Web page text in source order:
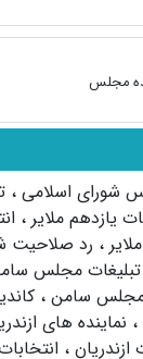
مجلس
شورای اسلامی ،
یازدهم ملایر ،
، رد صلاحیت
تبلیغات مجلس
سامن ،
، نماینده های
ازندریان ، انتخابات ۹۸